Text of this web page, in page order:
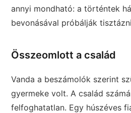
annyi mondható: a történtek
bevonásával próbálják
Összeomlott a család
Vanda a beszámolók szerint
gyermeke volt. A család
felfoghatatlan. Egy húszéves